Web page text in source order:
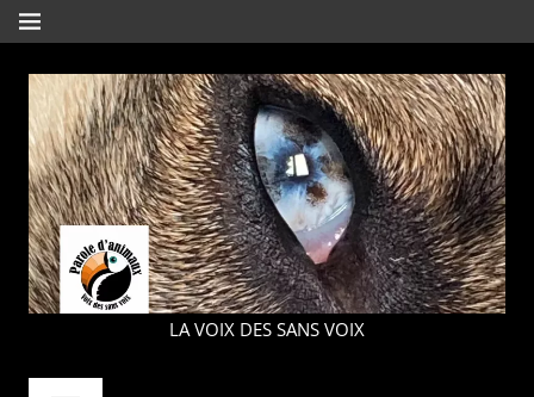
Aller
au
contenu
MENU
PAROLE
LA VOIX DES SANS VOIX